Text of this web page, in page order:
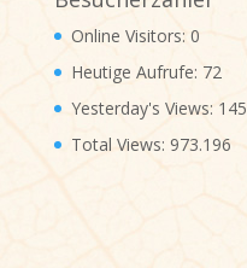
Online Visitors: 0
Heutige Aufrufe: 72
Yesterday's Views: 145
Total Views: 973.196